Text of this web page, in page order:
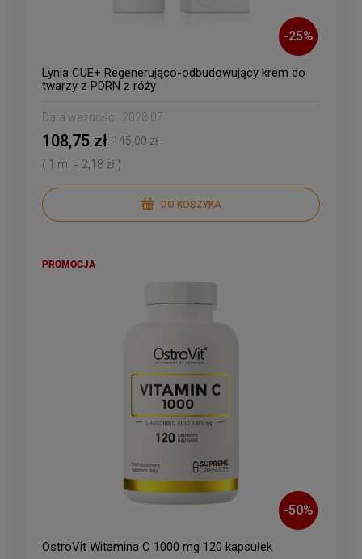
-25%
Lynia CUE+ Regenerująco-odbudowujący krem do
twarzy z PDRN z róży
Data ważności: 2028.07
108,75 zł 145,00 zł
( 1 ml = 2,18 zł )
DO KOSZYKA
-50%
OstroVit Witamina C 1000 mg 120 kapsułek
PROMOCJA